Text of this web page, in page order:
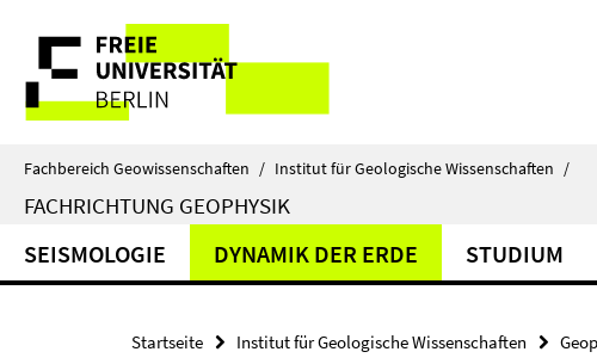
direkt
Inhalt
Service-
Navigation
Fachbereich Geowissenschaften / Institut für Geologische Wissenschaften /
FACHRICHTUNG GEOPHYSIK
SEISMOLOGIE DYNAMIK DER ERDE STUDIUM
Startseite Institut für Geologische Wissenschaften